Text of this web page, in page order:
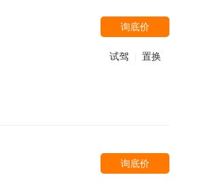
询底价
试驾 置换
询底价